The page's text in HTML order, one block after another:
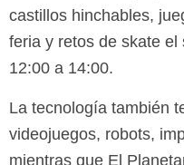
castillos hinchables,
feria y retos de skate
12:00 a 14:00.
La tecnología también
videojuegos, robots,
mientras que El